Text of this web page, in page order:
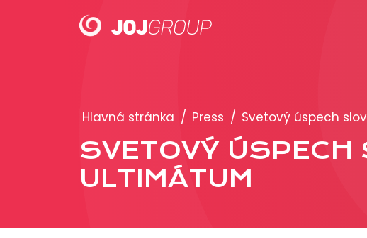
Produkty
Hlavná stránka / Press / Svetový úspech
SVETOVÝ ÚSPECH
ULTIMÁTUM